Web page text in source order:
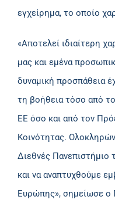
εγχείρημα, το οποίο
«Αποτελεί ιδιαίτερη
μας και εμένα
δυναμική προσπάθεια
τη βοήθεια τόσο από
ΕΕ όσο και από τον
Κοινότητας.
Διεθνές Πανεπιστήμιο
και να αναπτυχθούμε
Ευρώπης», σημείωσε ο